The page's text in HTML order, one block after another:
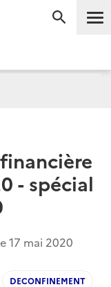
- spécial
17 mai 2020
DECONFINEMENT